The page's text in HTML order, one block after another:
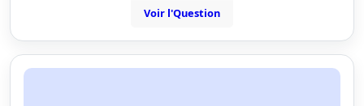
Voir l'Question